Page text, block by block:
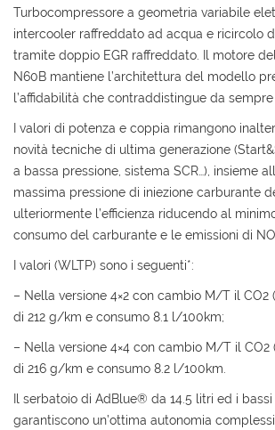
Turbocompressore a geometria variabile
intercooler raffreddato ad acqua e ricircolo
tramite doppio EGR raffreddato. Il motore
N60B mantiene l’architettura del modello
l’affidabilità che contraddistingue da
I valori di potenza e coppia rimangono
novità tecniche di ultima generazione
a bassa pressione, sistema SCR…), insieme
massima pressione di iniezione carburante
ulteriormente l’efficienza riducendo al
consumo del carburante e le emissioni di
I valori (WLTP) sono i seguenti*:
– Nella versione 4×2 con cambio M/T il CO2
di 212 g/km e consumo 8.1 l/100km;
– Nella versione 4×4 con cambio M/T il
di 216 g/km e consumo 8.2 l/100km.
Il serbatoio di AdBlue® da 14.5 litri ed i
garantiscono un’ottima autonomia